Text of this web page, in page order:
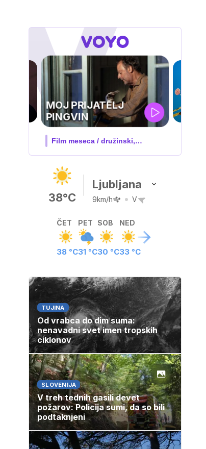
IQ 160
Nova hrvaška serija
38°C
Ljubljana
9km/h V
ČET
38 °C
PET
31 °C
SOB
30 °C
NED
33 °C
TUJINA
Od vrabca do dim suma:
nenavadni svet imen tropskih
ciklonov
SLOVENIJA
V treh tednih gasili devet
požarov: Policija sumi, da so bili
podtaknjeni